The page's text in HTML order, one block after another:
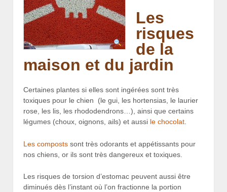
Les
risques
de la
maison et du jardin
Certaines plantes si elles sont ingérées sont très
toxiques pour le chien (le gui, les hortensias, le laurier
rose, les lis, les rhododendrons…), ainsi que certains
légumes (choux, oignons, ails) et aussi le chocolat.
Les composts sont très odorants et appétissants pour
nos chiens, or ils sont très dangereux et toxiques.
Les risques de torsion d’estomac peuvent aussi être
diminués dès l’instant où l’on fractionne la portion